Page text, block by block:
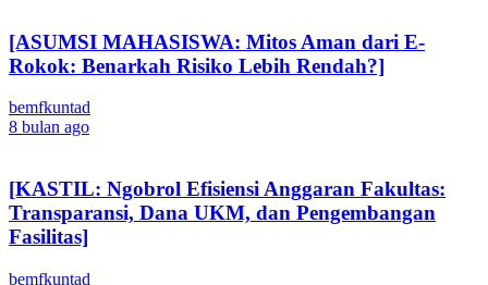
[ASUMSI MAHASISWA: Mitos Aman dari E-
Rokok: Benarkah Risiko Lebih Rendah?]
bemfkuntad
8 bulan ago
[KASTIL: Ngobrol Efisiensi Anggaran Fakultas:
Transparansi, Dana UKM, dan Pengembangan
Fasilitas]
bemfkuntad